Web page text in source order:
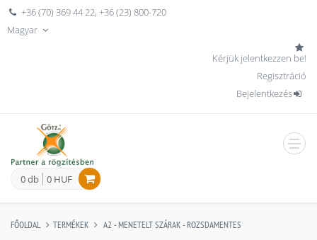
+36 (70) 369 44 22,+36 (23) 800-720
Magyar
Kérjük jelentkezzen be!
Regisztráció
Bejelentkezés
0 db 0 HUF
FŐOLDAL TERMÉKEK A2 - MENETELT SZÁRAK - ROZSDAMENTES